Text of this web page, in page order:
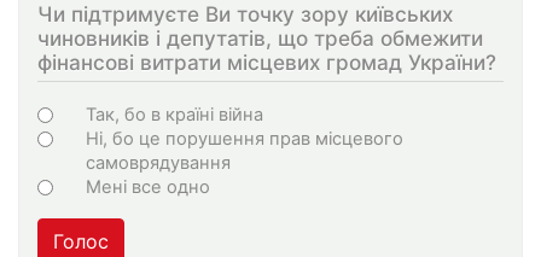
Чи підтримуєте Ви точку зору київських
чиновників і депутатів, що треба обмежити
фінансові витрати місцевих громад України?
Варіанти
Так, бо в країні війна
Ні, бо це порушення прав місцевого
самоврядування
Мені все одно
Голос